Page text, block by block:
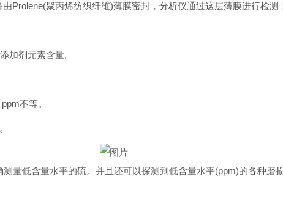
Prolene(聚丙烯纺织纤维)薄膜密封，分析仪通过这层薄膜进行检测
剂元素含量。
不等。
低含量水平的硫。并且还可以探测到低含量水平(ppm)的各种磨